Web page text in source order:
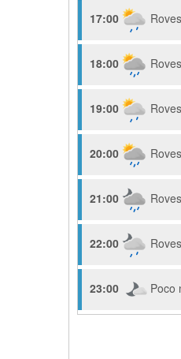
17:00
18:00
19:00
20:00
21:00
22:00
23:00 Poco